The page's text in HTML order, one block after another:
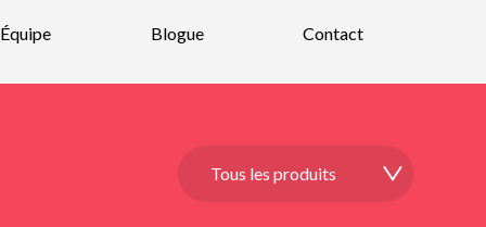
Équipe Blogue Contact